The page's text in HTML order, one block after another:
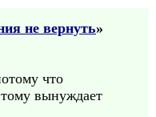
не вернуть»
что
вынуждает